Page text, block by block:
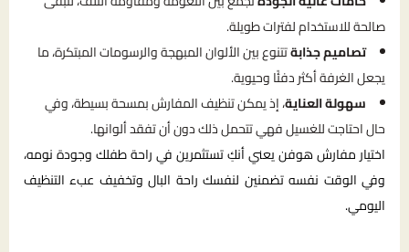
صالحة للاستخدام لفترات طويلة.
تصاميم جذابةتتنوع بين الألوان المبهجة والرسومات المبتكرة، ما
يجعل الغرفة أكثر دفئًا وحيوية.
سهولة العناية، إذ يمكن تنظيف المفارش بمسحة بسيطة، وفي
حال احتاجت للغسيل فهي تتحمل ذلك دون أن تفقد ألوانها.
اختيار مفارش هوفن يعني أنكِ تستثمرين في راحة طفلك وجودة نومه،
وفي الوقت نفسه تضمنين لنفسك راحة البال وتخفيف عبء التنظيف
اليومي.